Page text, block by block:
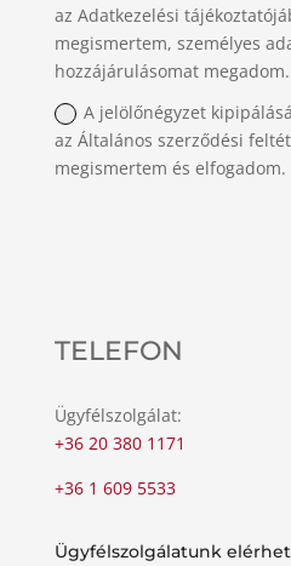
az Adatkezelési
megismertem, személyes
hozzájárulásomat megadom.
A jelölőnégyzet
az Általános szerződési
megismertem és elfogadom.
TELEFON
Ügyfélszolgálat:
+36 20 380 1171
+36 1 609 5533
Ügyfélszolgálatunk